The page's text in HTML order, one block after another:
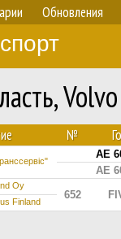
Обновления
№
AE
AE
Oy
652
Finland